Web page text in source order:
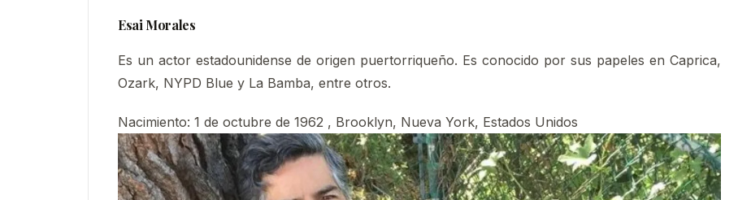
Esai Morales
Es un actor estadounidense de origen puertorriqueño.​ Es conocido por sus papeles en Caprica,
Ozark, NYPD Blue y La Bamba, entre otros.
Nacimiento: 1 de octubre de 1962 , Brooklyn, Nueva York, Estados Unidos